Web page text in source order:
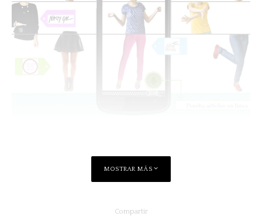
MOSTRAR MÁS
Compartir